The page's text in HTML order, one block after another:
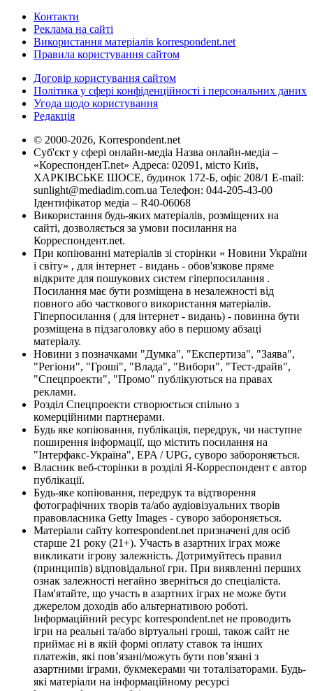
Контакти
Реклама на сайті
Використання матеріалів korrespondent.net
Правила користування сайтом
Договір користування сайтом
Політика у сфері конфіденційності і персональних даних
Угода щодо користування
Редакція
© 2000-2026, Korrespondent.net
Суб'єкт у сфері онлайн-медіа Назва онлайн-медіа –
«КореспонденТ.net» Адреса: 02091, місто Київ,
ХАРКІВСЬКЕ ШОСЕ, будинок 172-Б, офіс 208/1 E-mail:
sunlight@mediadim.com.ua Телефон: 044-205-43-00
Ідентифікатор медіа – R40-06068
Використання будь-яких матеріалів, розміщених на
сайті, дозволяється за умови посилання на
Корреспондент.net.
При копіюванні матеріалів зі сторінки « Новини України
і світу» , для інтернет - видань - обов'язкове пряме
відкрите для пошукових систем гіперпосилання .
Посилання має бути розміщена в незалежності від
повного або часткового використання матеріалів.
Гіперпосилання ( для інтернет - видань) - повинна бути
розміщена в підзаголовку або в першому абзаці
матеріалу.
Новини з позначками "Думка", "Експертиза", "Заява",
"Регіони", "Гроші", "Влада", "Вибори", "Тест-драйв",
"Спецпроекти", "Промо" публікуються на правах
реклами.
Розділ Спецпроекти створюється спільно з
комерційними партнерами.
Будь яке копіювання, публікація, передрук, чи наступне
поширення інформації, що містить посилання на
"Інтерфакс-Україна", EPA / UPG, суворо забороняється.
Власник веб-сторінки в розділі Я-Корреспондент є автор
публікації.
Будь-яке копіювання, передрук та відтворення
фотографічних творів та/або аудіовізуальних творів
правовласника Getty Images - суворо забороняється.
Матеріали сайту korrespondent.net призначені для осіб
старше 21 року (21+). Участь в азартних іграх може
викликати ігрову залежність. Дотримуйтесь правил
(принципів) відповідальної гри. При виявленні перших
ознак залежності негайно зверніться до спеціаліста.
Пам'ятайте, що участь в азартних іграх не може бути
джерелом доходів або альтернативою роботі.
Інформаційний ресурс korrespondent.net не проводить
ігри на реальні та/або віртуальні гроші, також сайт не
приймає ні в якій формі оплату ставок та інших
платежів, які пов’язані/можуть бути пов’язані з
азартними іграми, букмекерами чи тоталізаторами. Будь-
які матеріали на інформаційному ресурсі